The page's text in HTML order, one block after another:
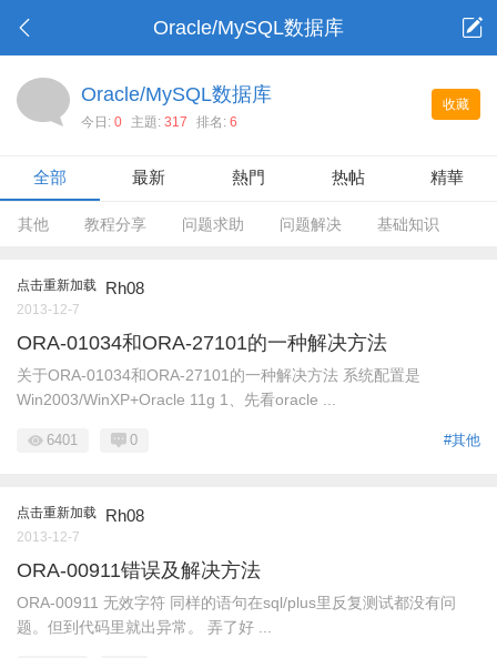
Oracle/MySQL数据库
收藏
Oracle/MySQL数据库
今日: 0 主題: 317 排名: 6
全部 最新 熱門 热帖 精華
其他 教程分享 问题求助 问题解决 基础知识
点击重新加载 Rh08
2013-12-7
ORA-01034和ORA-27101的一种解决方法
关于ORA-01034和ORA-27101的一种解决方法 系统配置是
Win2003/WinXP+Oracle 11g 1、先看oracle ...
#其他
6401 0
点击重新加载 Rh08
2013-12-7
ORA-00911错误及解决方法
ORA-00911 无效字符 同样的语句在sql/plus里反复测试都没有问
题。但到代码里就出异常。 弄了好 ...